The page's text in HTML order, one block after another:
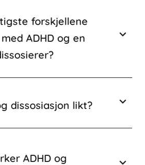
forskjellene
ADHD og en
dissosiasjon likt?
ADHD og